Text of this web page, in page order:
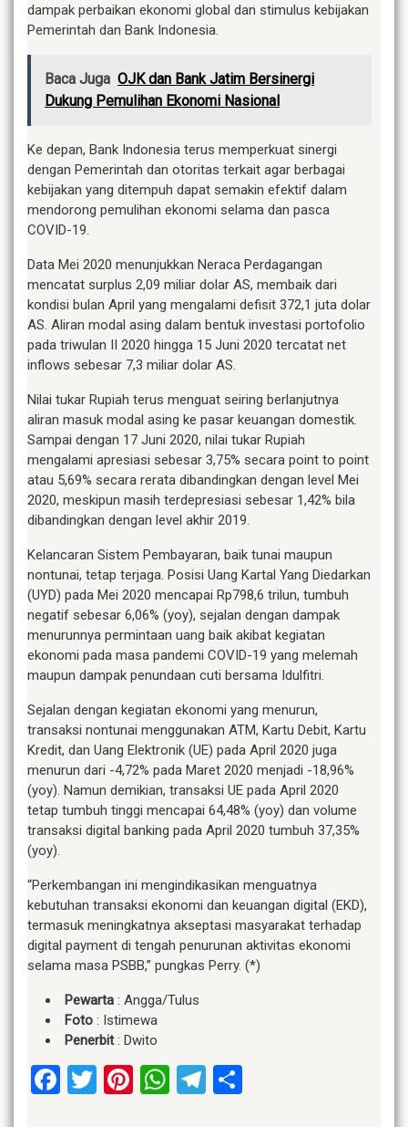
dampak perbaikan ekonomi global dan stimulus kebijakan
Pemerintah dan Bank Indonesia.
Baca Juga OJK dan Bank Jatim Bersinergi
Dukung Pemulihan Ekonomi Nasional
Ke depan, Bank Indonesia terus memperkuat sinergi
dengan Pemerintah dan otoritas terkait agar berbagai
kebijakan yang ditempuh dapat semakin efektif dalam
mendorong pemulihan ekonomi selama dan pasca
COVID-19.
Data Mei 2020 menunjukkan Neraca Perdagangan
mencatat surplus 2,09 miliar dolar AS, membaik dari
kondisi bulan April yang mengalami defisit 372,1 juta dolar
AS. Aliran modal asing dalam bentuk investasi portofolio
pada triwulan II 2020 hingga 15 Juni 2020 tercatat net
inflows sebesar 7,3 miliar dolar AS.
Nilai tukar Rupiah terus menguat seiring berlanjutnya
aliran masuk modal asing ke pasar keuangan domestik.
Sampai dengan 17 Juni 2020, nilai tukar Rupiah
mengalami apresiasi sebesar 3,75% secara point to point
atau 5,69% secara rerata dibandingkan dengan level Mei
2020, meskipun masih terdepresiasi sebesar 1,42% bila
dibandingkan dengan level akhir 2019.
Kelancaran Sistem Pembayaran, baik tunai maupun
nontunai, tetap terjaga. Posisi Uang Kartal Yang Diedarkan
(UYD) pada Mei 2020 mencapai Rp798,6 trilun, tumbuh
negatif sebesar 6,06% (yoy), sejalan dengan dampak
menurunnya permintaan uang baik akibat kegiatan
ekonomi pada masa pandemi COVID-19 yang melemah
maupun dampak penundaan cuti bersama Idulfitri.
Sejalan dengan kegiatan ekonomi yang menurun,
transaksi nontunai menggunakan ATM, Kartu Debit, Kartu
Kredit, dan Uang Elektronik (UE) pada April 2020 juga
menurun dari -4,72% pada Maret 2020 menjadi -18,96%
(yoy). Namun demikian, transaksi UE pada April 2020
tetap tumbuh tinggi mencapai 64,48% (yoy) dan volume
transaksi digital banking pada April 2020 tumbuh 37,35%
(yoy).
“Perkembangan ini mengindikasikan menguatnya
kebutuhan transaksi ekonomi dan keuangan digital (EKD),
termasuk meningkatnya akseptasi masyarakat terhadap
digital payment di tengah penurunan aktivitas ekonomi
selama masa PSBB,” pungkas Perry. (*)
Pewarta : Angga/Tulus
Foto : Istimewa
Penerbit: Dwito
Facebook
Twitter
Pinterest
WhatsApp
Telegram